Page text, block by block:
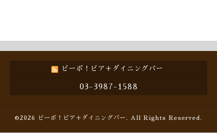
ビーボ！ビア＋ダイニングバー
03-3987-1588
©2026 ビーボ！ビア＋ダイニングバー . All Rights Reserved.